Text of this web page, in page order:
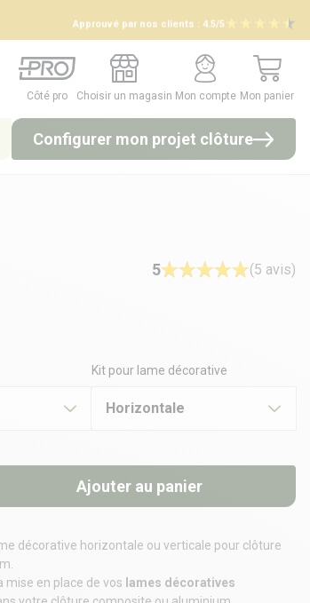
Approuvé par nos clients : 4.5/5
Côté pro
Côté pro
Choisir un magasin
Choisir un magasin
Mon compte
Mon compte
Mon panier
Mon panier
Configurer mon projet clôture
5 (5 avis)
Kit pour lame décorative
Horizontale
Ajouter au panier
décorative horizontale ou verticale pour clôture
mise en place de vos lames décoratives